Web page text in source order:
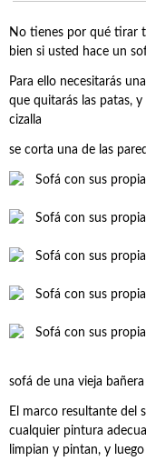
No tienes por qué tirar
bien si usted hace un
Para ello necesitarás
que quitarás las patas,
cizalla
se corta una de las
sofá de una vieja
El marco resultante del
cualquier pintura
limpian y pintan, y